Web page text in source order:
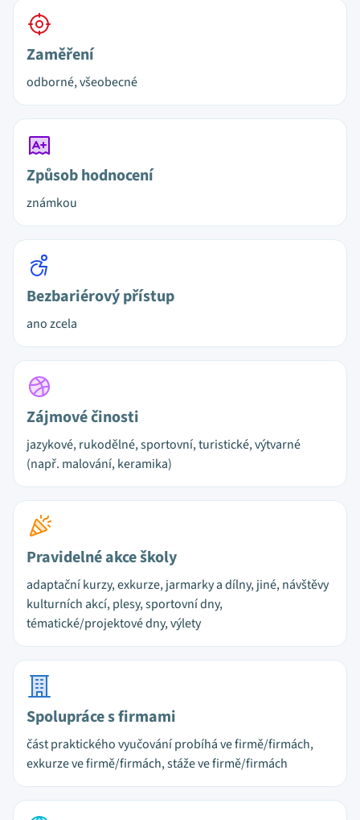
Zaměření
odborné, všeobecné
Způsob hodnocení
známkou
Bezbariérový přístup
ano zcela
Zájmové činosti
jazykové, rukodělné, sportovní, turistické, výtvarné
(např. malování, keramika)
Pravidelné akce školy
adaptační kurzy, exkurze, jarmarky a dílny, jiné, návštěvy
kulturních akcí, plesy, sportovní dny,
tématické/projektové dny, výlety
Spolupráce s firmami
část praktického vyučování probíhá ve firmě/firmách,
exkurze ve firmě/firmách, stáže ve firmě/firmách